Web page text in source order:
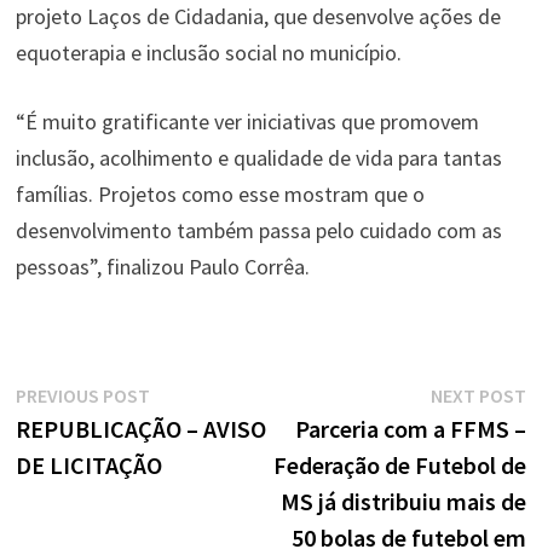
projeto Laços de Cidadania, que desenvolve ações de
equoterapia e inclusão social no município.
“É muito gratificante ver iniciativas que promovem
inclusão, acolhimento e qualidade de vida para tantas
famílias. Projetos como esse mostram que o
desenvolvimento também passa pelo cuidado com as
pessoas”, finalizou Paulo Corrêa.
Navegação
de
Post
PREVIOUS POSTPrevious
post:
REPUBLICAÇÃO – AVISO
DE LICITAÇÃO
NEXT POST
Parceria com a FFMS –
Federação de Futebol de
MS já distribuiu mais de
50 bolas de futebol em